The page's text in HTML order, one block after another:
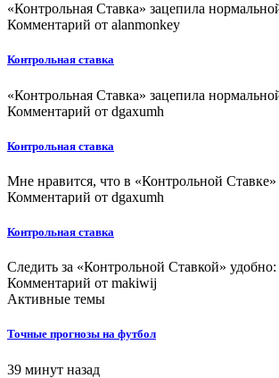
«Контрольная Ставка» зацепила
Комментарий от alanmonkey
Контрольная ставка
«Контрольная Ставка» зацепила
Комментарий от dgaxumh
Контрольная ставка
Мне нравится, что в «Контрольной Ставке»
Комментарий от dgaxumh
Контрольная ставка
Следить за «Контрольной Ставкой»
Комментарий от makiwij
Активные темы
Точные прогнозы на футбол
39 минут назад